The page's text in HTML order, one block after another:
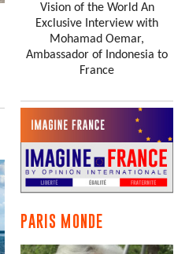
Vision of the World An
Exclusive Interview with
Mohamad Oemar,
Ambassador of Indonesia to
France
PARIS MONDE